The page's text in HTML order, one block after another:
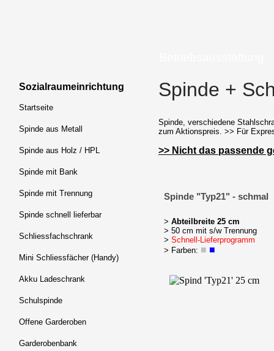
> Abteilbreite 25 cm
> 50 cm mit s/w Trennung
> Schnell-Lieferprogramm
> Farben: ■ ■
Spinde "Typ21" - schmal
Spinde +
Spinde, verschiedene
zum Aktionspreis. >> Für
>> Nicht das passende
Sozialraumeinrichtung
Startseite
Spinde aus Metall
Spinde aus Holz / HPL
Spinde mit Bank
Spinde mit Trennung
Spinde schnell lieferbar
Schliessfachschrank
Mini Schliessfächer (Handy)
Akku Ladeschrank
Schulspinde
Offene Garderoben
Garderobenbank